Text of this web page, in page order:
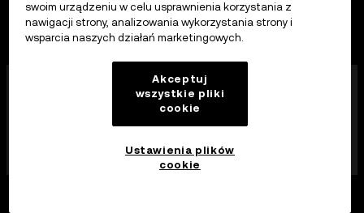
Firma OKX Europe Limited działająca pod nazwą
handlową OKX jest obecnie platformą handlu
kryptowalutami autoryzowaną jako dostawca usług
kryptowalutowych przez MFSA zgodnie z art. 28
ustawy o rynkach aktywów kryptograficznych (rozdział
swoim urządzeniu w celu usprawnienia korzystania z
nawigacji strony, analizowania wykorzystania strony i
wsparcia naszych działań marketingowych.
Akceptuj
wszystkie pliki
cookie
Ustawienia plików
cookie